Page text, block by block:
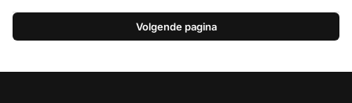
stijgt met 3,1 procent en dat heeft effect
op de rekenregels. Dit zijn ze per 1 juli
Volgende pagina